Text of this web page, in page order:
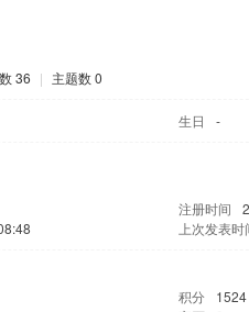
36 | 主题数 0
生日 -
注册时间
上次发表时
积分 1524